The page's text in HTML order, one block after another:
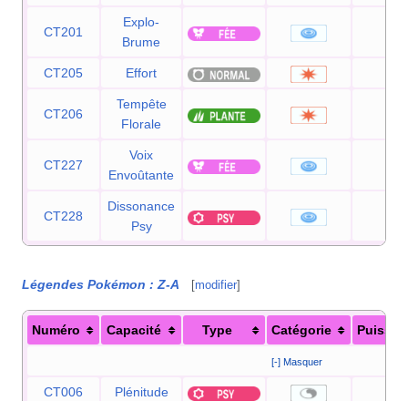
CT201
Explo-
Brume
CT205 Effort
CT206
Tempête
Florale
CT227
Voix
Envoûtante
CT228
Dissonance
Psy
Légendes Pokémon : Z-A [modifier]
Numéro Capacité Type Catégorie
[-] Masquer
CT006 Plénitude